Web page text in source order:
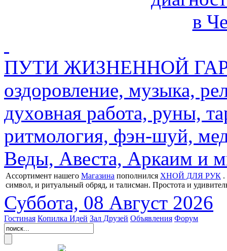
ПУТИ ЖИЗНЕННОЙ
оздоровление, музыка,
духовная работа, руны,
ритмология, фэн-шуй,
Веды, Авеста, Аркаим и
Ассортимент нашего Магазина пополнился ХНОЙ ДЛЯ РУК .
символ, и ритуальный обряд, и талисман. Простота и
Суббота, 08 Август 2026
Гостиная Копилка Идей Зал Друзей Объявления Форум